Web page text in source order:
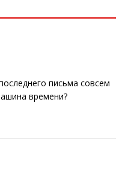
письма совсем
времени?